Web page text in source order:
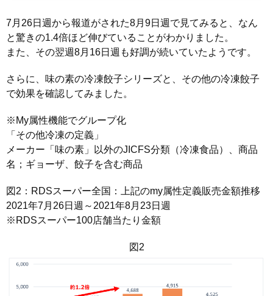
7月26日週から報道がされた8月9日週で見てみると、なん
と驚きの1.4倍ほど伸びていることがわかりました。
また、その翌週8月16日週も好調が続いていたようです。
さらに、味の素の冷凍餃子シリーズと、その他の冷凍餃子
で効果を確認してみました。
※My属性機能でグループ化
「その他冷凍の定義」
メーカー「味の素」以外のJICFS分類（冷凍食品）、商品
名；ギョーザ、餃子を含む商品
図2：RDSスーパー全国：上記のmy属性定義販売金額推移
2021年7月26日週～2021年8月23日週
※RDSスーパー100店舗当たり金額
図2